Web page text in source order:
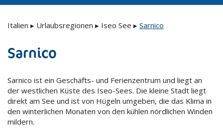
Italien ▸ Urlaubsregionen ▸ Iseo See ▸ Sarnico
Sarnico
Sarnico ist ein Geschäfts- und Ferienzentrum und liegt an
der westlichen Küste des Iseo-Sees. Die kleine Stadt liegt
direkt am See und ist von Hügeln umgeben, die das Klima in
den winterlichen Monaten von den kühlen nördlichen Winden
mildern.